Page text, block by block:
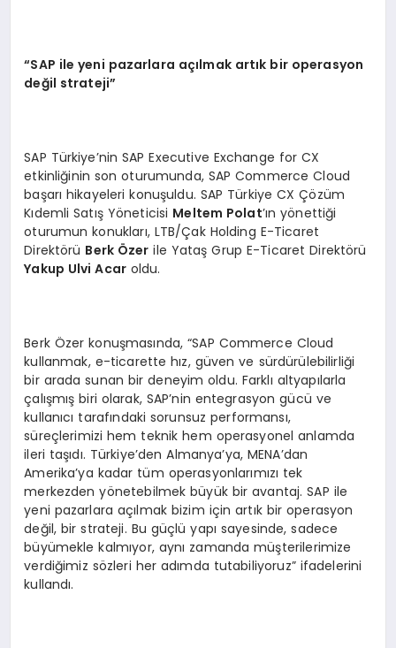
“SAP ile yeni pazarlara açılmak artık bir operasyon
değil strateji”
SAP Türkiye’nin SAP Executive Exchange for CX
etkinliğinin son oturumunda, SAP Commerce Cloud
başarı hikayeleri konuşuldu. SAP Türkiye CX Çözüm
Kıdemli Satış Yöneticisi Meltem Polat’ın yönettiği
oturumun konukları, LTB/Çak Holding E-Ticaret
Direktörü Berk Özer ile Yataş Grup E-Ticaret Direktörü
Yakup Ulvi Acaroldu.
Berk Özer konuşmasında, “SAP Commerce Cloud
kullanmak, e-ticarette hız, güven ve sürdürülebilirliği
bir arada sunan bir deneyim oldu. Farklı altyapılarla
çalışmış biri olarak, SAP’nin entegrasyon gücü ve
kullanıcı tarafındaki sorunsuz performansı,
süreçlerimizi hem teknik hem operasyonel anlamda
ileri taşıdı. Türkiye’den Almanya’ya, MENA’dan
Amerika’ya kadar tüm operasyonlarımızı tek
merkezden yönetebilmek büyük bir avantaj. SAP ile
yeni pazarlara açılmak bizim için artık bir operasyon
değil, bir strateji. Bu güçlü yapı sayesinde, sadece
büyümekle kalmıyor, aynı zamanda müşterilerimize
verdiğimiz sözleri her adımda tutabiliyoruz” ifadelerini
kullandı.